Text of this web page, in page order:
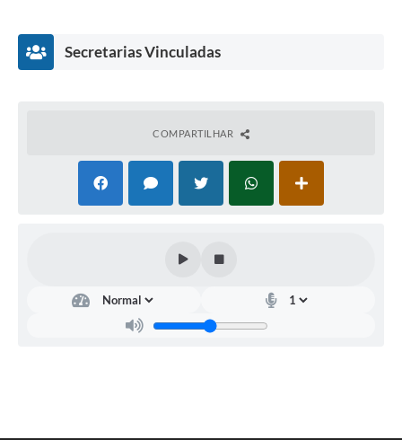
Secretarias Vinculadas
COMPARTILHAR